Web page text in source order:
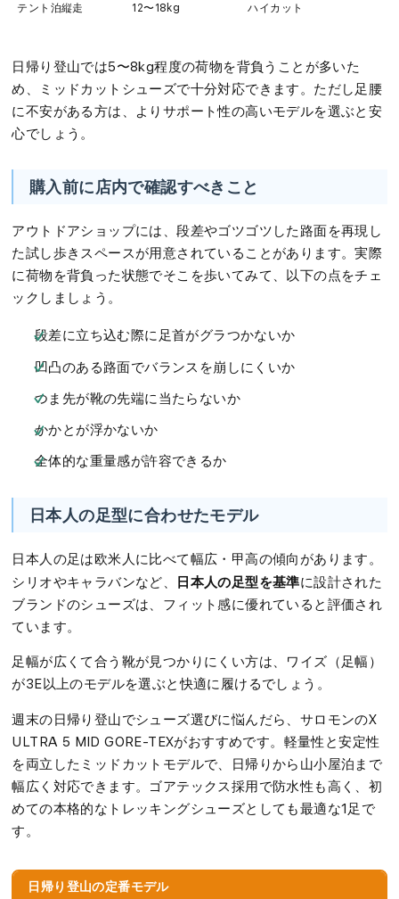
テント泊縦走 12〜18kg ハイカット
日帰り登山では5〜8kg程度の荷物を背負うことが多いた
め、ミッドカットシューズで十分対応できます。ただし足腰
に不安がある方は、よりサポート性の高いモデルを選ぶと安
心でしょう。
購入前に店内で確認すべきこと
アウトドアショップには、段差やゴツゴツした路面を再現し
た試し歩きスペースが用意されていることがあります。実際
に荷物を背負った状態でそこを歩いてみて、以下の点をチェ
ックしましょう。
段差に立ち込む際に足首がグラつかないか
凹凸のある路面でバランスを崩しにくいか
つま先が靴の先端に当たらないか
かかとが浮かないか
全体的な重量感が許容できるか
日本人の足型に合わせたモデル
日本人の足は欧米人に比べて幅広・甲高の傾向があります。
シリオやキャラバンなど、 日本人の足型を基準に設計された
ブランドのシューズは、フィット感に優れていると評価され
ています。
足幅が広くて合う靴が見つかりにくい方は、ワイズ（足幅）
が3E以上のモデルを選ぶと快適に履けるでしょう。
週末の日帰り登山でシューズ選びに悩んだら、サロモンのX
ULTRA 5 MID GORE-TEXがおすすめです。軽量性と安定性
を両立したミッドカットモデルで、日帰りから山小屋泊まで
幅広く対応できます。ゴアテックス採用で防水性も高く、初
めての本格的なトレッキングシューズとしても最適な1足で
す。
日帰り登山の定番モデル